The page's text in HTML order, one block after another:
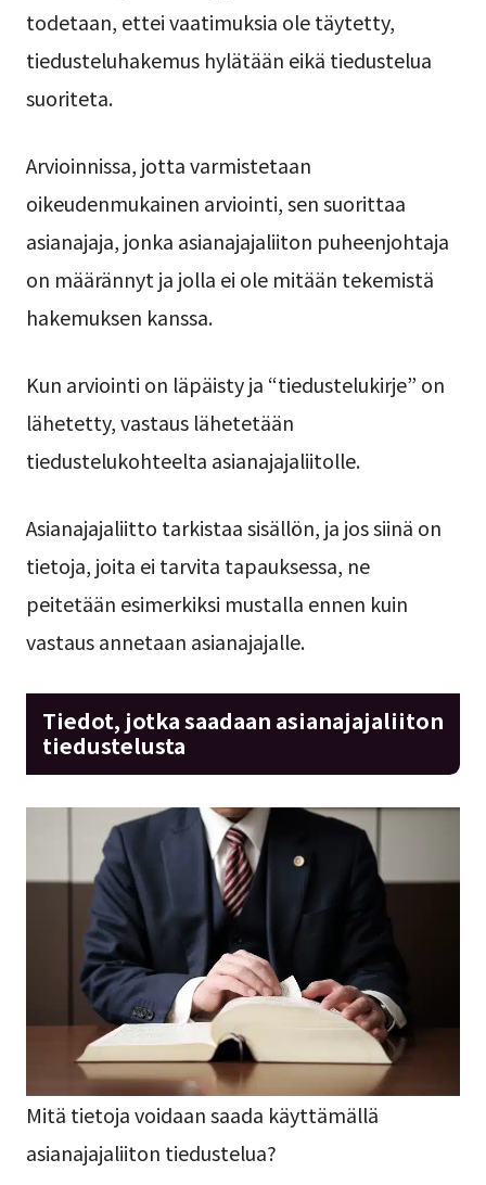
todetaan, ettei vaatimuksia ole täytetty,
tiedusteluhakemus hylätään eikä tiedustelua
suoriteta.
Arvioinnissa, jotta varmistetaan
oikeudenmukainen arviointi, sen suorittaa
asianajaja, jonka asianajajaliiton puheenjohtaja
on määrännyt ja jolla ei ole mitään tekemistä
hakemuksen kanssa.
Kun arviointi on läpäisty ja “tiedustelukirje” on
lähetetty, vastaus lähetetään
tiedustelukohteelta asianajajaliitolle.
Asianajajaliitto tarkistaa sisällön, ja jos siinä on
tietoja, joita ei tarvita tapauksessa, ne
peitetään esimerkiksi mustalla ennen kuin
vastaus annetaan asianajajalle.
Tiedot, jotka saadaan asianajajaliiton
tiedustelusta
Mitä tietoja voidaan saada käyttämällä
asianajajaliiton tiedustelua?